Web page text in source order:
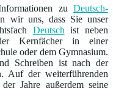
zu Deutsch-
wir uns, dass Sie unser
Deutsch ist neben
Kernfächer in einer
oder dem Gymnasium.
Schreiben ist nach der
Auf der weiterführenden
Jahre außerdem seine